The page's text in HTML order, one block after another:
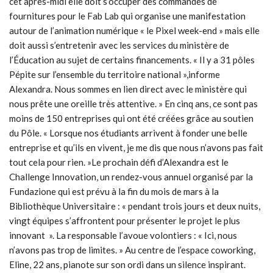
fournitures pour le Fab Lab qui organise une manifestation
autour de l’animation numérique « le Pixel week-end » mais elle
doit aussi s’entretenir avec les services du ministère de
l’Éducation au sujet de certains financements. « Il y a 31 pôles
Pépite sur l’ensemble du territoire national »,informe
Alexandra. Nous sommes en lien direct avec le ministère qui
nous prête une oreille très attentive. » En cinq ans, ce sont pas
moins de 150 entreprises qui ont été créées grâce au soutien
du Pôle. « Lorsque nos étudiants arrivent à fonder une belle
entreprise et qu’ils en vivent, je me dis que nous n’avons pas fait
tout cela pour rien. »Le prochain défi d’Alexandra est le
Challenge Innovation, un rendez-vous annuel organisé par la
Fundazione qui est prévu à la fin du mois de mars à la
Bibliothèque Universitaire : « pendant trois jours et deux nuits,
vingt équipes s’affrontent pour présenter le projet le plus
innovant ». La responsable l’avoue volontiers : « Ici, nous
n’avons pas trop de limites. » Au centre de l’espace coworking,
Eline, 22 ans, pianote sur son ordi dans un silence inspirant.